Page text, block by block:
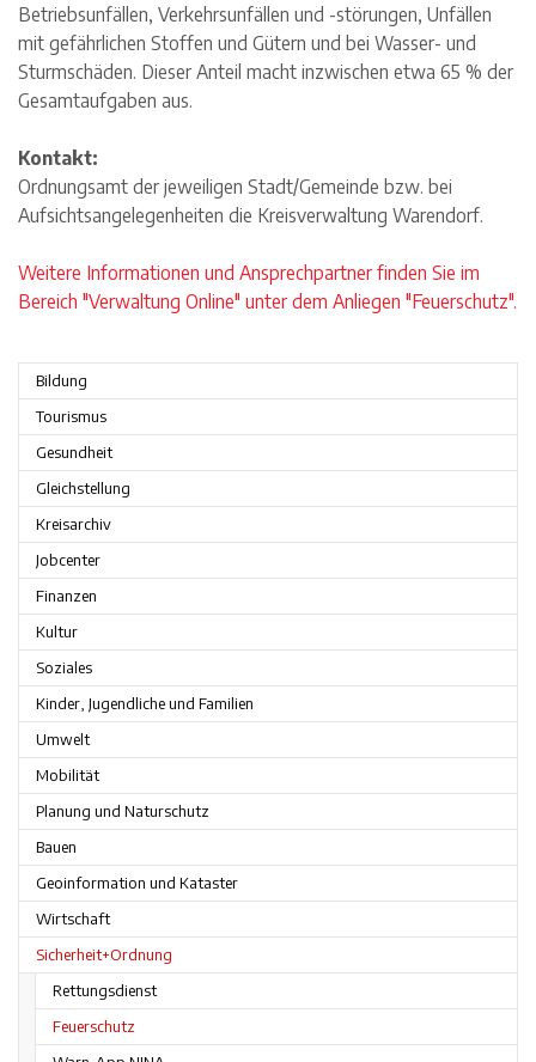
Bildung
Tourismus
Gesundheit
Gleichstellung
Kreisarchiv
Jobcenter
Finanzen
Kultur
Soziales
Kinder, Jugendliche und Familien
Umwelt
Mobilität
Planung und Naturschutz
Bauen
Geoinformation und Kataster
Wirtschaft
Sicherheit+Ordnung
Rettungsdienst
Feuerschutz
Betriebsunfällen, Verkehrsunfällen und -störungen, Unfällen
mit gefährlichen Stoffen und Gütern und bei Wasser- und
Sturmschäden. Dieser Anteil macht inzwischen etwa 65 % der
Gesamtaufgaben aus.
Kontakt:
Ordnungsamt der jeweiligen Stadt/Gemeinde bzw. bei
Aufsichtsangelegenheiten die Kreisverwaltung Warendorf.
Weitere Informationen und Ansprechpartner finden Sie im
Bereich "Verwaltung Online" unter dem Anliegen "Feuerschutz".